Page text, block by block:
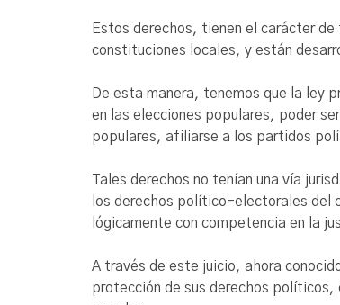
Estos derechos, tienen el carácter
constituciones locales, y están
De esta manera, tenemos que la ley
en las elecciones populares, poder
populares, afiliarse a los partidos
Tales derechos no tenían una vía
los derechos político-electorales del
lógicamente con competencia en la
A través de este juicio, ahora
protección de sus derechos políticos,